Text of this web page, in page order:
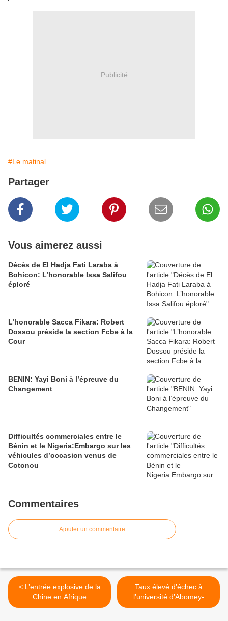
Publicité
#Le matinal
Partager
Vous aimerez aussi
Décès de El Hadja Fati Laraba à
Bohicon: L’honorable Issa Salifou
éploré
L’honorable Sacca Fikara: Robert
Dossou préside la section Fcbe à la
Cour
BENIN: Yayi Boni à l’épreuve du
Changement
Difficultés commerciales entre le
Bénin et le Nigeria:Embargo sur les
véhicules d’occasion venus de
Cotonou
Commentaires
Ajouter un commentaire
< L’entrée explosive de la
Chine en Afrique
Taux élevé d’échec à
l’université d’Abomey-
Calavi:Les conditions qui